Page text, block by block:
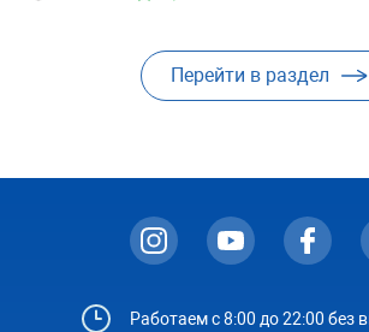
Перейти в раздел
Работаем с 8:00 до 22:00 без